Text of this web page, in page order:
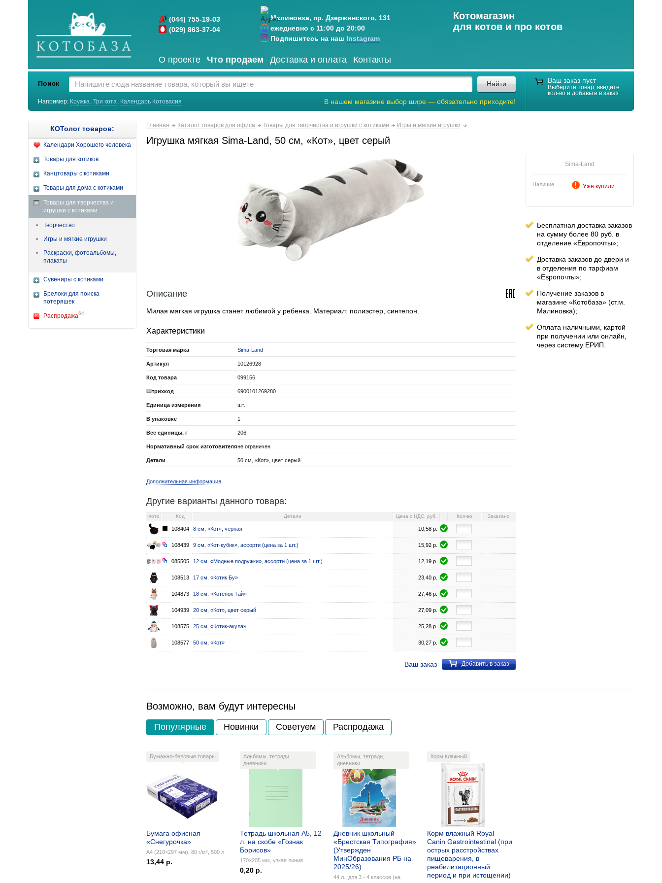
(044) 755-19-03
(029) 863-37-04
Малиновка, пр. Дзержинского, 131
ежедневно с 11:00 до 20:00
Подпишитесь на наш Instagram
Котомагазин
для котов и про котов
О проекте Что продаем Доставка и оплата Контакты
Поиск Ваш заказ пуст
Выберите товар, введите
кол-во и добавьте в заказ
Найти
В нашем магазине выбор шире — обязательно приходите!
Например: Кружка, Три кота, Календарь Котовасия
КОТолог товаров:
Календари Хорошего человека
Товары для котиков
Канцтовары с котиками
Товары для дома с котиками
Товары для творчества и
игрушки с котиками
Творчество
Игры и мягкие игрушки
Раскраски, фотоальбомы,
плакаты
Сувениры с котиками
Брелоки для поиска
потеряшек
Распродажа64
Главная Каталог товаров для офиса Товары для творчества и игрушки с котиками Игры и мягкие игрушки
Игрушка мягкая Sima-Land, 50 см, «Кот», цвет серый
Sima-Land
Наличие Уже купили
Бесплатная доставка заказов
на сумму более 80 руб. в
отделение «Европочты»;
Доставка заказов до двери и
в отделения по тарфиам
«Европочты»;
Получение заказов в
магазине «Котобаза» (ст.м.
Малиновка);
Оплата наличными, картой
при получении или онлайн,
через систему ЕРИП.
Описание
Милая мягкая игрушка станет любимой у ребенка. Материал: полиэстер, синтепон.
Характеристики
Торговая марка Sima-Land
Артикул 10126928
Код товара 099156
Штрихкод 6900101269280
Единица измерения шт.
В упаковке 1
Вес единицы, г 206
Нормативный срок изготовителяне ограничен
Детали 50 см, «Кот», цвет серый
Дополнительная информация
Другие варианты данного товара:
Фото Код Детали Цена c НДС, руб. Кол-во Заказано
108404 8 см, «Кот», черная 10,58 р.
108439 9 см, «Кот-кубик», ассорти (цена за 1 шт.) 15,92 р.
085505 12 см, «Модные подружки», ассорти (цена за 1 шт.) 12,19 р.
108513 17 см, «Котик Бу» 23,40 р.
104873 18 см, «Котёнок Тай» 27,46 р.
104939 20 см, «Кот», цвет серый 27,09 р.
108575 25 см, «Котик-акула» 25,28 р.
108577 50 см, «Кот» 30,27 р.
Ваш заказ Добавить в заказ
Возможно, вам будут интересны
Популярные Новинки Советуем Распродажа
Бумажно-беловые товары
Бумага офисная
«Снегурочка»
А4 (210×297 мм), 80 г/м², 500 л.
13,44 р.
Альбомы, тетради,
дневники
Тетрадь школьная А5, 12
л. на скобе «Гознак
Борисов»
170×205 мм, узкая линия
0,20 р.
Альбомы, тетради,
дневники
Дневник школьный
«Брестская Типография»
(Утвержден
МинОбразования РБ на
2025/26)
44 л., для 3 - 4 классов (на
Корм влажный
Корм влажный Royal
Canin Gastrointestinal (при
острых расстройствах
пищеварения, в
реабилитационный
период и при истощении)